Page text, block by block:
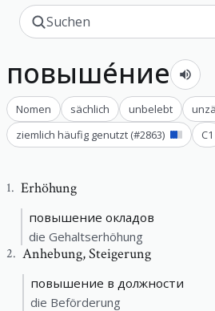
повыше́ние
Nomen sächlich unbelebt
ziemlich häufig genutzt (#2863) C1
1. Erhöhung
повышение окладов
die Gehaltserhöhung
2. Anhebung,Steigerung
повышение в должности
die Beförderung